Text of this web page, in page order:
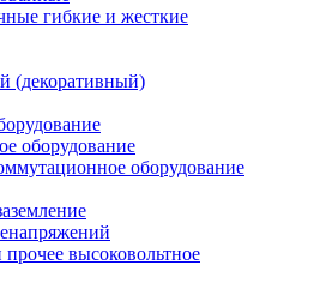
гибкие и жесткие
(декоративный)
оборудование
оборудование
высоковольтное